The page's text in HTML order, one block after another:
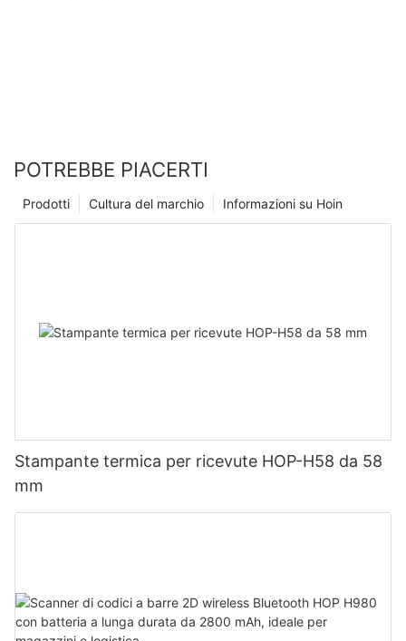
POTREBBE PIACERTI
Informazioni su Hoin
Cultura del marchio
Prodotti
Stampante termica per ricevute HOP-H58 da 58
mm